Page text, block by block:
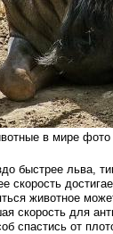
в мире
быстрее льва,
скорость
животное
скорость для
спастись от